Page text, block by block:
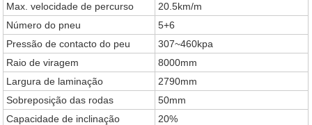
Max. velocidade de percurso
20.5km/m
Número do pneu
5+6
Pressão de contacto do peu
307~460kpa
Raio de viragem
8000mm
Largura de laminação
2790mm
Sobreposição das rodas
50mm
Capacidade de inclinação
20%